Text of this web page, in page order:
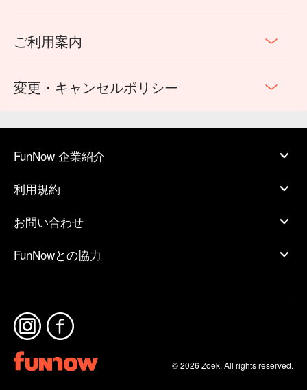
ご利用案内
変更・キャンセルポリシー
FunNow 企業紹介
利用規約
お問い合わせ
FunNowとの協力
© 2026 Zoek. All rights reserved.